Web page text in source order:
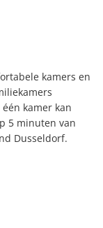
kamers en
kamer kan
5 minuten van
Dusseldorf.